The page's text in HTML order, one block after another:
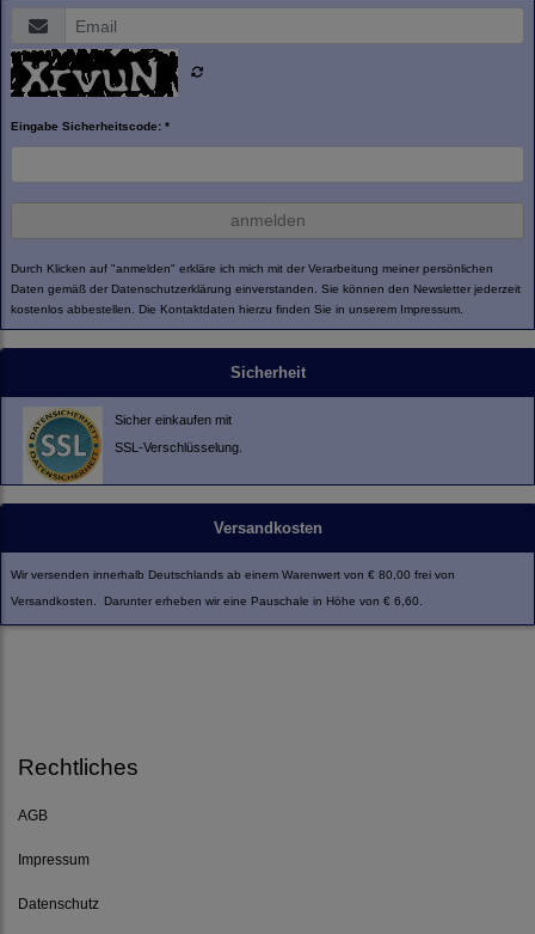
Eingabe Sicherheitscode: *
anmelden
Durch Klicken auf "anmelden" erkläre ich mich mit der Verarbeitung meiner persönlichen
Daten gemäß der Datenschutzerklärung einverstanden. Sie können den Newsletter jederzeit
kostenlos abbestellen. Die Kontaktdaten hierzu finden Sie in unserem Impressum.
Sicherheit
Sicher einkaufen mit
SSL-Verschlüsselung.
Versandkosten
Wir versenden innerhalb Deutschlands ab einem Warenwert von € 80,00 frei von
Versandkosten. Darunter erheben wir eine Pauschale in Höhe von € 6,60.
Rechtliches
AGB
Impressum
Datenschutz